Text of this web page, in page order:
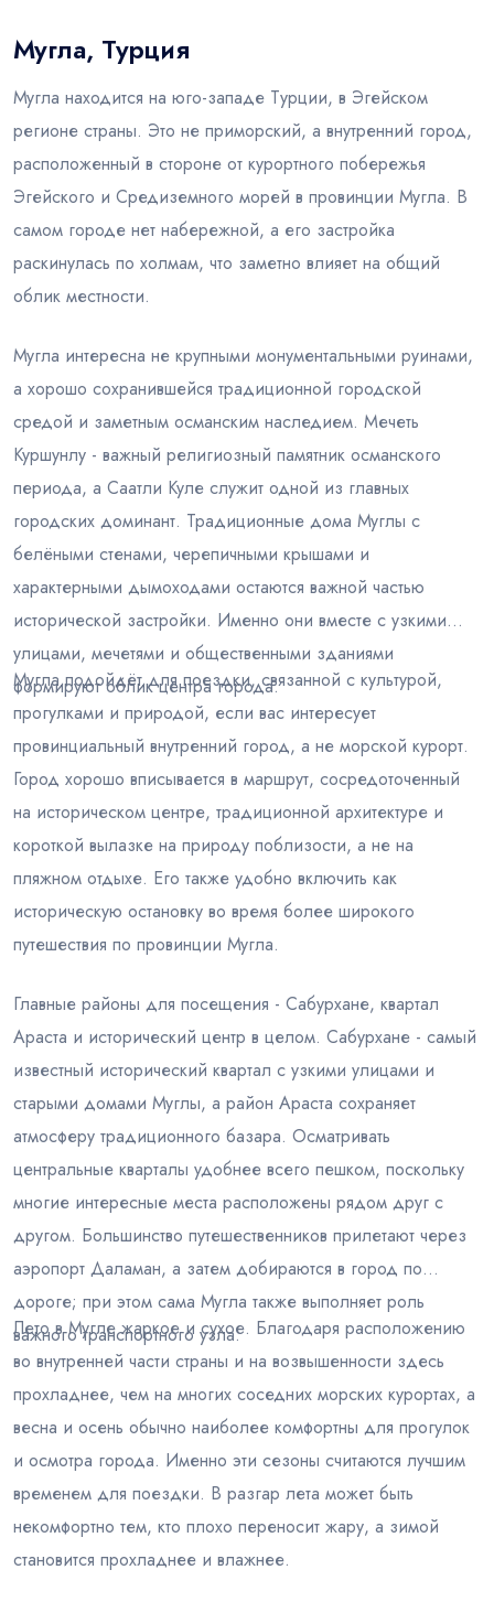
Блог
Мугла, Турция
Мугла находится на юго-западе Турции, в Эгейском
регионе страны. Это не приморский, а внутренний город,
расположенный в стороне от курортного побережья
Эгейского и Средиземного морей в провинции Мугла. В
самом городе нет набережной, а его застройка
раскинулась по холмам, что заметно влияет на общий
облик местности.
Мугла интересна не крупными монументальными руинами,
а хорошо сохранившейся традиционной городской
средой и заметным османским наследием. Мечеть
Куршунлу - важный религиозный памятник османского
периода, а Саатли Куле служит одной из главных
городских доминант. Традиционные дома Муглы с
белёными стенами, черепичными крышами и
характерными дымоходами остаются важной частью
исторической застройки. Именно они вместе с узкими
улицами, мечетями и общественными зданиями
формируют облик центра города.
Мугла подойдёт для поездки, связанной с культурой,
прогулками и природой, если вас интересует
провинциальный внутренний город, а не морской курорт.
Город хорошо вписывается в маршрут, сосредоточенный
на историческом центре, традиционной архитектуре и
короткой вылазке на природу поблизости, а не на
пляжном отдыхе. Его также удобно включить как
историческую остановку во время более широкого
путешествия по провинции Мугла.
Главные районы для посещения - Сабурхане, квартал
Араста и исторический центр в целом. Сабурхане - самый
известный исторический квартал с узкими улицами и
старыми домами Муглы, а район Араста сохраняет
атмосферу традиционного базара. Осматривать
центральные кварталы удобнее всего пешком, поскольку
многие интересные места расположены рядом друг с
другом. Большинство путешественников прилетают через
аэропорт Даламан, а затем добираются в город по
дороге; при этом сама Мугла также выполняет роль
важного транспортного узла.
Лето в Мугле жаркое и сухое. Благодаря расположению
во внутренней части страны и на возвышенности здесь
прохладнее, чем на многих соседних морских курортах, а
весна и осень обычно наиболее комфортны для прогулок
и осмотра города. Именно эти сезоны считаются лучшим
временем для поездки. В разгар лета может быть
некомфортно тем, кто плохо переносит жару, а зимой
становится прохладнее и влажнее.